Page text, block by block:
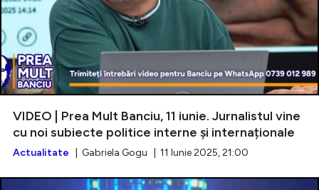
VIDEO | Prea Mult Banciu, 11 iunie. Jurnalistul vine
cu noi subiecte politice interne și internaționale
Actualitate | Gabriela Gogu | 11 Iunie 2025, 21:00